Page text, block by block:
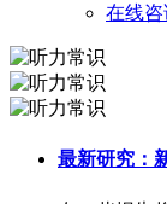
在线咨
最新研究：